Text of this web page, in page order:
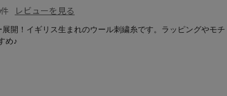
レビューを見る
開！イギリス生まれのウール刺繍糸です。ラッピングやモチ
め♪